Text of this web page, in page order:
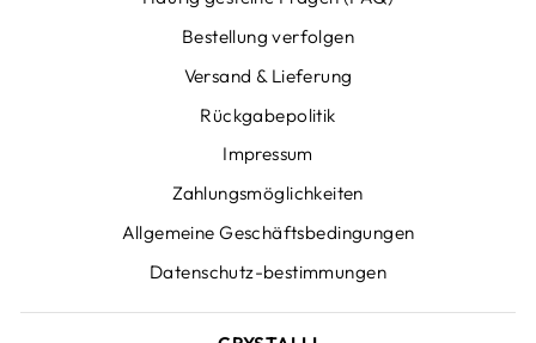
Bestellung verfolgen
Versand & Lieferung
Rückgabepolitik
Impressum
Zahlungsmöglichkeiten
Allgemeine Geschäftsbedingungen
Datenschutz-bestimmungen